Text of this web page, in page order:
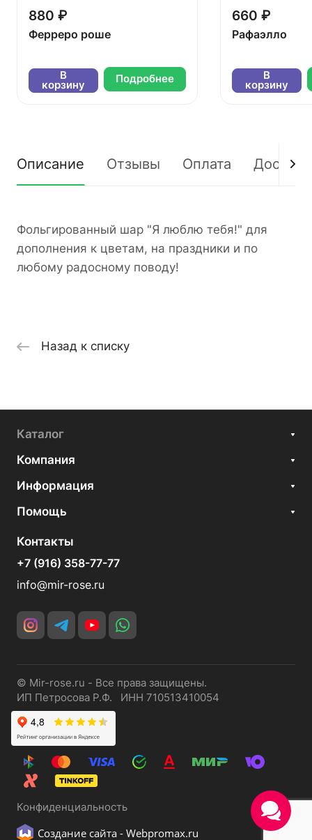
880 ₽
Ферреро роше
В
корзину Подробнее
660 ₽
Рафаэлло
В
корзину
Описание Отзывы Оплата
Фольгированный шар "Я люблю тебя!" для
дополнения к цветам, на праздники и по
любому радосному поводу!
Назад к списку
Каталог
Компания
Информация
Помощь
Контакты
+7 (916) 358-77-77
info@mir-rose.ru
© Mir-rose.ru - Все права защищены.
ИП Петросова Р.Ф. ИНН 710513410054
Конфиденциальность
Создание сайта - Webpromax.ru